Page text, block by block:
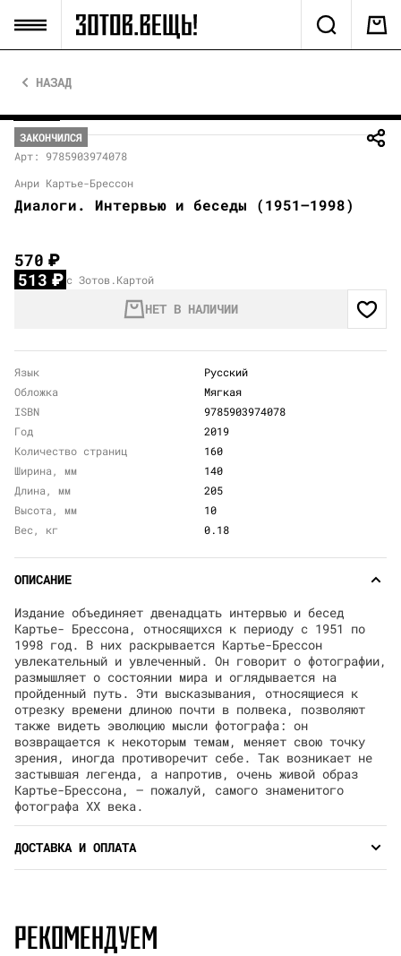
НАЗАД
ЗАКОНЧИЛСЯ
Арт: 9785903974078
Анри Картье-Брессон
Диалоги. Интервью и беседы (1951–1998)
570₽
513₽ с Зотов.Картой
НЕТ В НАЛИЧИИ
Язык
Русский
Обложка
Мягкая
ISBN
9785903974078
Год
2019
Количество страниц
160
Ширина, мм
140
Длина, мм
205
Высота, мм
10
Вес, кг
0.18
ОПИСАНИЕ
Издание объединяет двенадцать интервью и бесед
Картье- Брессона, относящихся к периоду с 1951 по
1998 год. В них раскрывается Картье-Брессон
увлекательный и увлеченный. Он говорит о фотографии,
размышляет о состоянии мира и оглядывается на
пройденный путь. Эти высказывания, относящиеся к
отрезку времени длиною почти в полвека, позволяют
также видеть эволюцию мысли фотографа: он
возвращается к некоторым темам, меняет свою точку
зрения, иногда противоречит себе. Так возникает не
застывшая легенда, а напротив, очень живой образ
Картье-Брессона, – пожалуй, самого знаменитого
фотографа XX века.
ДОСТАВКА И ОПЛАТА
РЕКОМЕНДУЕМ